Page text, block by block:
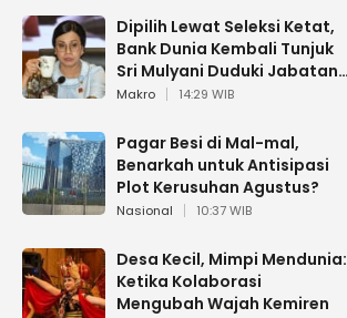
Dipilih Lewat Seleksi Ketat,
Bank Dunia Kembali Tunjuk
Sri Mulyani Duduki Jabatan
Strategis
Makro 14:29 WIB
Pagar Besi di Mal-mal,
Benarkah untuk Antisipasi
Plot Kerusuhan Agustus?
Nasional 10:37 WIB
Desa Kecil, Mimpi Mendunia:
Ketika Kolaborasi
Mengubah Wajah Kemiren